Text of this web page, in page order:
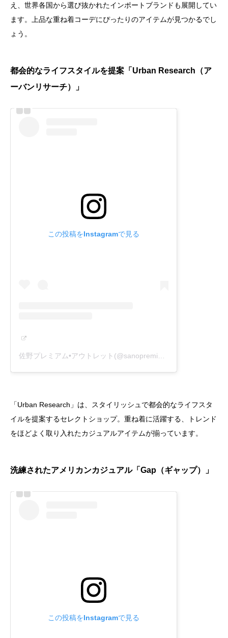
え、世界各国から選び抜かれたインポートブランドも展開してい
ます。上品な重ね着コーデにぴったりのアイテムが見つかるでし
ょう。
都会的なライフスタイルを提案「Urban Research（ア
ーバンリサーチ）」
この投稿をInstagramで見る
佐野プレミアム•アウトレット(@sanopremiumoutlets)がシェアした投稿
「Urban Research」は、スタイリッシュで都会的なライフスタ
イルを提案するセレクトショップ。重ね着に活躍する、トレンド
をほどよく取り入れたカジュアルアイテムが揃っています。
洗練されたアメリカンカジュアル「Gap（ギャップ）」
この投稿をInstagramで見る